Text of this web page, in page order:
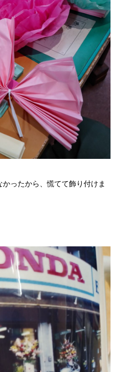
かったから、慌てて飾り付けま